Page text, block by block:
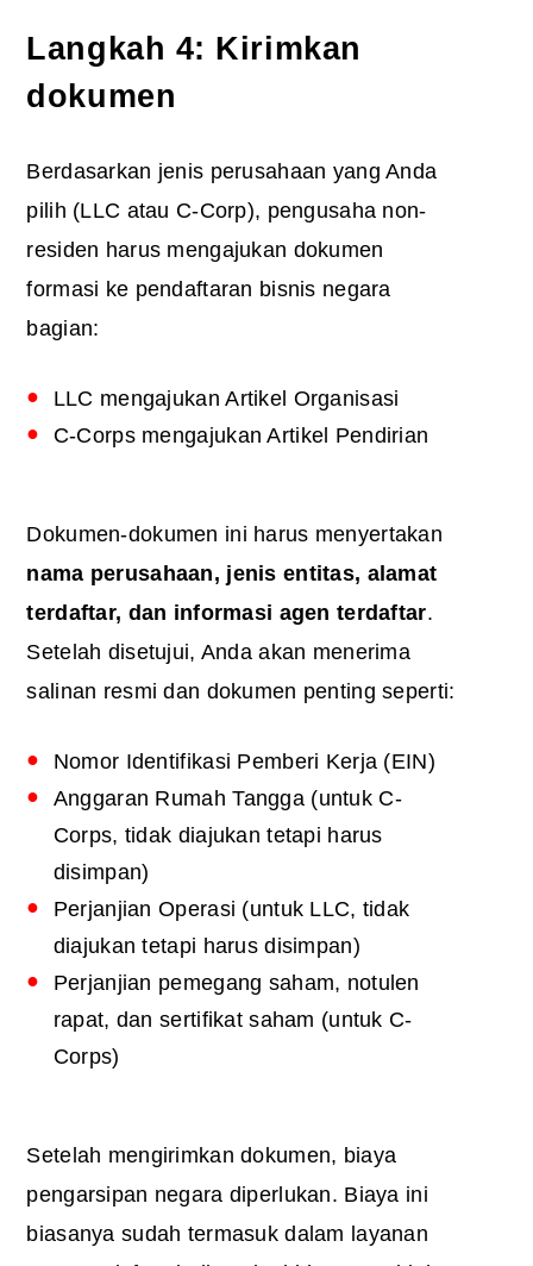
Langkah 4: Kirimkan
dokumen
Berdasarkan jenis perusahaan yang Anda
pilih (LLC atau C-Corp), pengusaha non-
residen harus mengajukan dokumen
formasi ke pendaftaran bisnis negara
bagian:
LLC mengajukan Artikel Organisasi
C-Corps mengajukan Artikel Pendirian
Dokumen-dokumen ini harus menyertakan
nama perusahaan, jenis entitas, alamat
terdaftar, dan informasi agen terdaftar.
Setelah disetujui, Anda akan menerima
salinan resmi dan dokumen penting seperti:
Nomor Identifikasi Pemberi Kerja (EIN)
Anggaran Rumah Tangga (untuk C-
Corps, tidak diajukan tetapi harus
disimpan)
Perjanjian Operasi (untuk LLC, tidak
diajukan tetapi harus disimpan)
Perjanjian pemegang saham, notulen
rapat, dan sertifikat saham (untuk C-
Corps)
Setelah mengirimkan dokumen, biaya
pengarsipan negara diperlukan. Biaya ini
biasanya sudah termasuk dalam layanan